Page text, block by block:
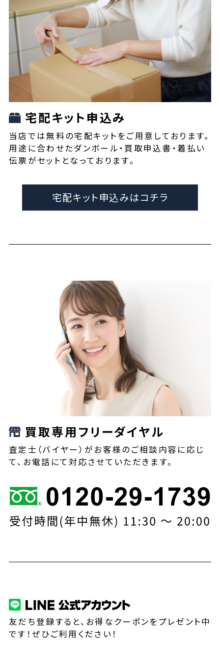
宅配キット申込み
当店では無料の宅配キットをご用意しております。
用途に合わせたダンボール・買取申込書・着払い
伝票がセットとなっております。
宅配キット申込みはコチラ
買取専用フリーダイヤル
査定士（バイヤー）がお客様のご相談内容に応じ
て、お電話にて対応させていただきます。
友だち登録すると、お得なクーポンをプレゼント中
です！ぜひご利用ください！